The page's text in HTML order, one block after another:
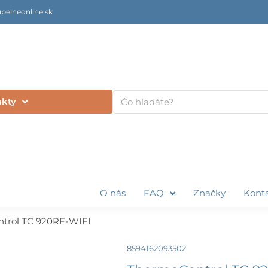
Vyhľadať
O nás FAQ Značky
TC 920RF-WIFI
8594162093502